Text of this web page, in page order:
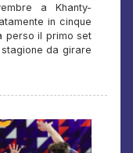
a Khanty-
in cinque
perso il primo set
da girare